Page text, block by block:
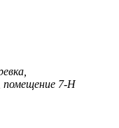
помещение 7-Н